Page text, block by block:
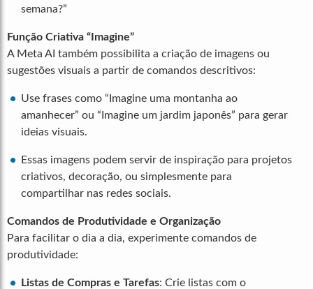
semana?”
Função Criativa “Imagine”
A Meta AI também possibilita a criação de imagens ou
sugestões visuais a partir de comandos descritivos:
Use frases como “Imagine uma montanha ao
amanhecer” ou “Imagine um jardim japonês” para gerar
ideias visuais.
Essas imagens podem servir de inspiração para projetos
criativos, decoração, ou simplesmente para
compartilhar nas redes sociais.
Comandos de Produtividade e Organização
Para facilitar o dia a dia, experimente comandos de
produtividade:
Listas de Compras e Tarefas: Crie listas com o